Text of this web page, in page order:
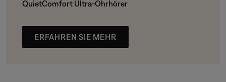
QuietComfort Ultra-Ohrhörer
ERFAHREN SIE MEHR